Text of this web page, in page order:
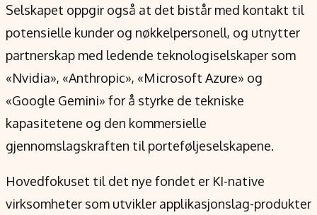
Selskapet oppgir også at det bistår med kontakt til
potensielle kunder og nøkkelpersonell, og utnytter
partnerskap med ledende teknologiselskaper som
«Nvidia», «Anthropic», «Microsoft Azure» og
«Google Gemini» for å styrke de tekniske
kapasitetene og den kommersielle
gjennomslagskraften til porteføljeselskapene.
Hovedfokuset til det nye fondet er KI-native
virksomheter som utvikler applikasjonslag-produkter